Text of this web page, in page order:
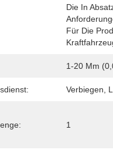
Die In
Für Die
1-20 Mm
Verbiegen,
1